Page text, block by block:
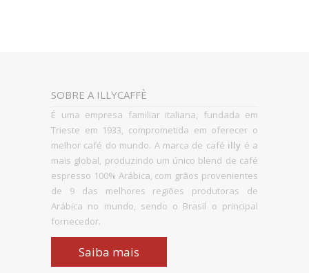
SOBRE A ILLYCAFFÈ
É uma empresa familiar italiana, fundada em
Trieste em 1933, comprometida em oferecer o
melhor café do mundo. A marca de café illy é a
mais global, produzindo um único blend de café
espresso 100% Arábica, com grãos provenientes
de 9 das melhores regiões produtoras de
Arábica no mundo, sendo o Brasil o principal
fornecedor.
Saiba mais